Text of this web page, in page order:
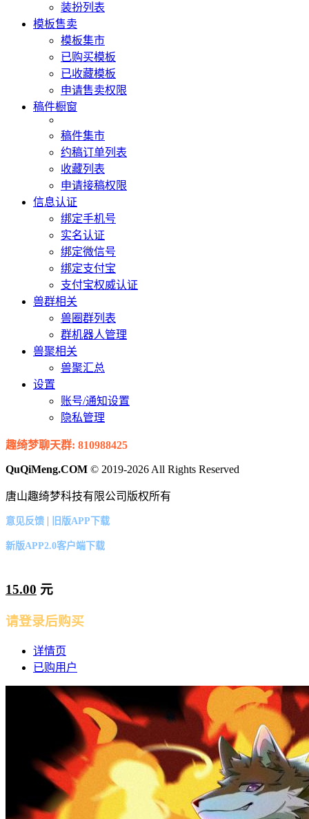
装扮列表
模板售卖
模板集市
已购买模板
已收藏模板
申请售卖权限
稿件橱窗
稿件集市
约稿订单列表
收藏列表
申请接稿权限
信息认证
绑定手机号
实名认证
绑定微信号
绑定支付宝
支付宝权威认证
兽群相关
兽圈群列表
群机器人管理
兽聚相关
兽聚汇总
设置
账号/通知设置
隐私管理
趣绮梦聊天群: 810988425
QuQiMeng.COM © 2019-2026 All Rights Reserved
唐山趣绮梦科技有限公司版权所有
意见反馈 | 旧版APP下载
新版APP2.0客户端下载
15.00 元
请登录后购买
详情页
已购用户